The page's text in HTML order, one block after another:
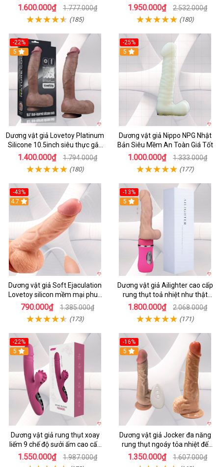
1.600.000₫ 1.777.000₫
(185)
kích thích nữ
1.950.000₫ 2.532.000₫
(180)
-22%
5
Dương vật giả Lovetoy Platinum
Silicone 10.5inch siêu thực gắn
tường
1.400.000₫ 1.794.000₫
(180)
-25%
5
Dương vật giả Nippo NPG Nhật
Bản Siêu Mềm An Toàn Giá Tốt
1.000.000₫ 1.333.000₫
(177)
-43%
4.7
Dương vật giả Soft Ejaculation
Lovetoy silicon mềm mại phun
nước kích thích
790.000₫ 1.385.000₫
(173)
-13%
5
Dương vật giả Ailighter cao cấp
rung thụt toả nhiệt như thật
tăng khoái cảm
1.800.000₫ 2.068.000₫
(171)
-22%
5
Dương vật giả rung thụt xoay
liếm 9 chế độ sưởi ấm cao cấp
Yeain Hot Whell
1.550.000₫ 1.987.000₫
-16%
5
Dương vật giả Jocker đa năng
rung thụt ngoáy tỏa nhiệt đế
dính tường
1.350.000₫ 1.607.000₫